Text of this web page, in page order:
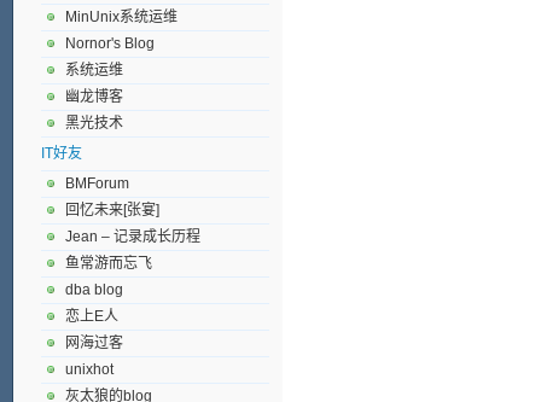
MinUnix系统运维
Nornor's Blog
系统运维
幽龙博客
黑光技术
IT好友
BMForum
回忆未来[张宴]
Jean – 记录成长历程
鱼常游而忘飞
dba blog
恋上E人
网海过客
unixhot
灰太狼的blog